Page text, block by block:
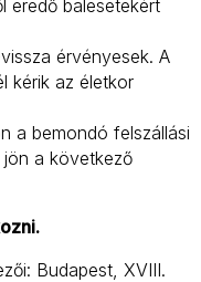
eredő balesetekért
érvényesek. A
kérik az életkor
a bemondó felszállási
a következő
Budapest, XVIII.